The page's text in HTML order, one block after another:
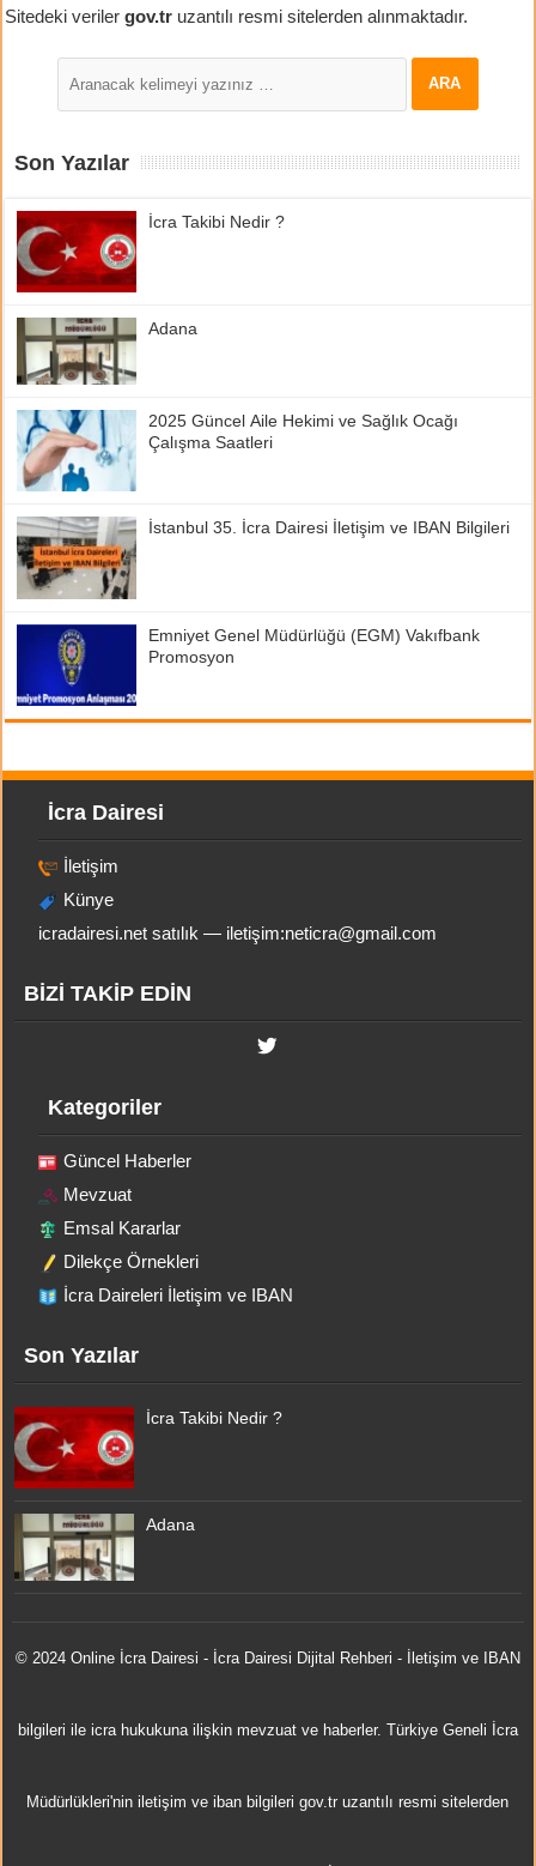
Sitedeki verilergov.tr uzantılı resmi sitelerden alınmaktadır.
Son Yazılar
İcra Takibi Nedir ?
Adana
2025 Güncel Aile Hekimi ve Sağlık Ocağı
Çalışma Saatleri
İstanbul 35. İcra Dairesi İletişim ve IBAN Bilgileri
Emniyet Genel Müdürlüğü (EGM) Vakıfbank
Promosyon
İcra Dairesi
İletişim
Künye
icradairesi.net satılık — iletişim:neticra@gmail.com
BİZİ TAKİP EDİN
Kategoriler
Güncel Haberler
Mevzuat
Emsal Kararlar
Dilekçe Örnekleri
İcra Daireleri İletişim ve IBAN
Son Yazılar
İcra Takibi Nedir ?
Adana
© 2024 Online İcra Dairesi - İcra Dairesi Dijital Rehberi - İletişim ve IBAN
bilgileri ile icra hukukuna ilişkin mevzuat ve haberler. Türkiye Geneli İcra
Müdürlükleri'nin iletişim ve iban bilgileri gov.tr uzantılı resmi sitelerden